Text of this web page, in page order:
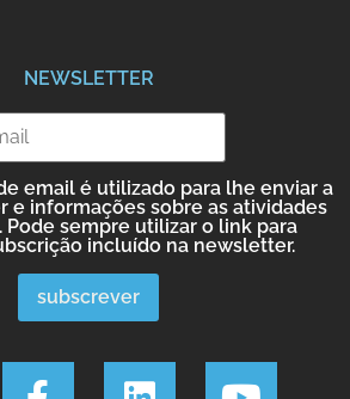
NEWSLETTER
email é utilizado para lhe enviar a
e informações sobre as atividades
Pode sempre utilizar o link para
incluído na newsletter.